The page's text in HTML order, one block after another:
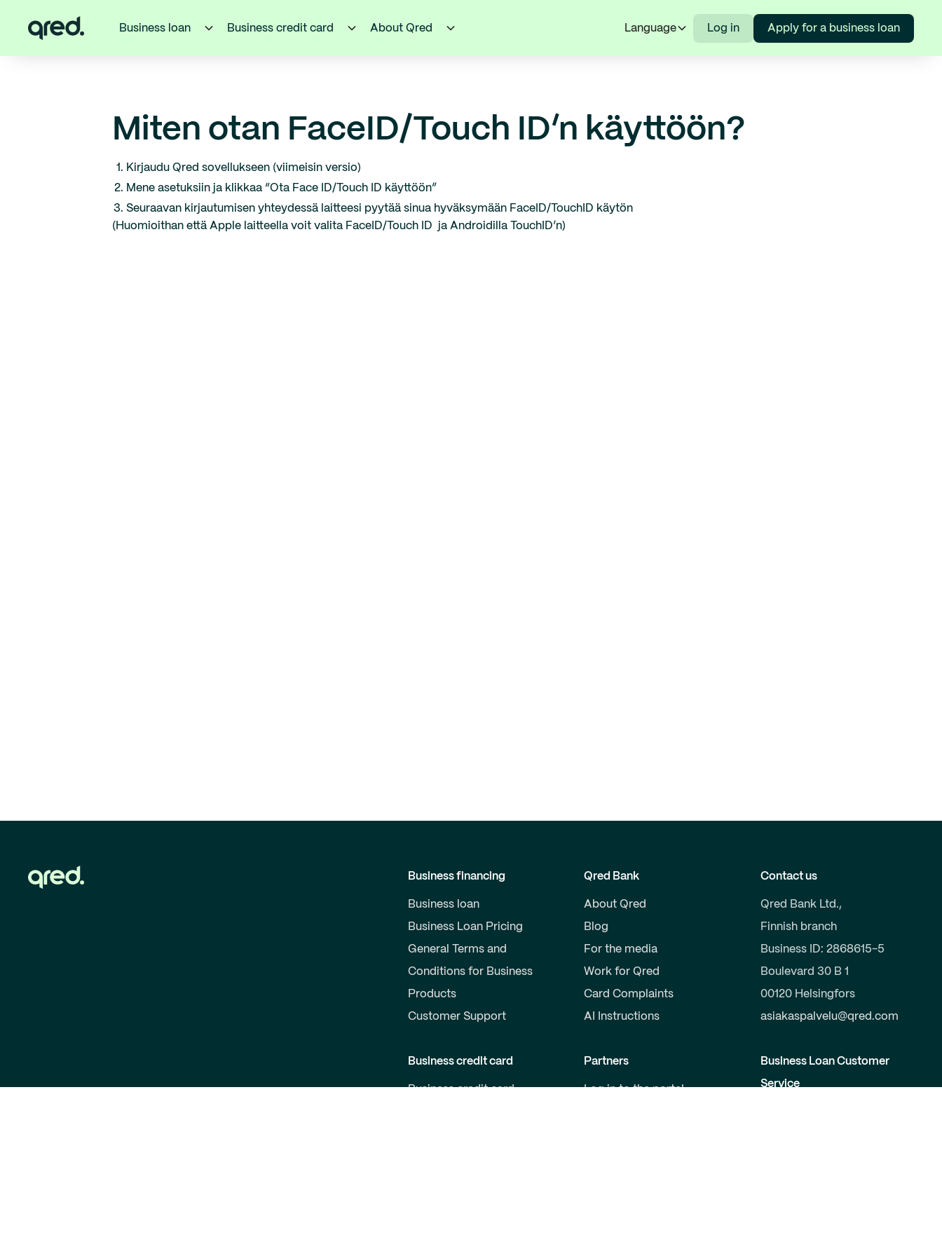
Business loan Business credit card About Qred Language Log in Apply for a business loan
Miten otan FaceID/Touch ID’n käyttöön?
Kirjaudu Qred sovellukseen (viimeisin versio)
Mene asetuksiin ja klikkaa “Ota Face ID/Touch ID käyttöön”
Seuraavan kirjautumisen yhteydessä laitteesi pyytää sinua hyväksymään FaceID/TouchID käytön
(Huomioithan että Apple laitteella voit valita FaceID/Touch ID ja Androidilla TouchID’n)
Business financing
Business loan
Business Loan Pricing
General Terms and
Conditions for Business
Products
Customer Support
Business credit card
Business credit card
Qred Bank
About Qred
Blog
For the media
Work for Qred
Card Complaints
AI Instructions
Partners
Log in to the portal
Contact us
Qred Bank Ltd.,
Finnish branch
Business ID: 2868615-5
Boulevard 30 B 1
00120 Helsingfors
asiakaspalvelu@qred.com
Business Loan Customer
Service